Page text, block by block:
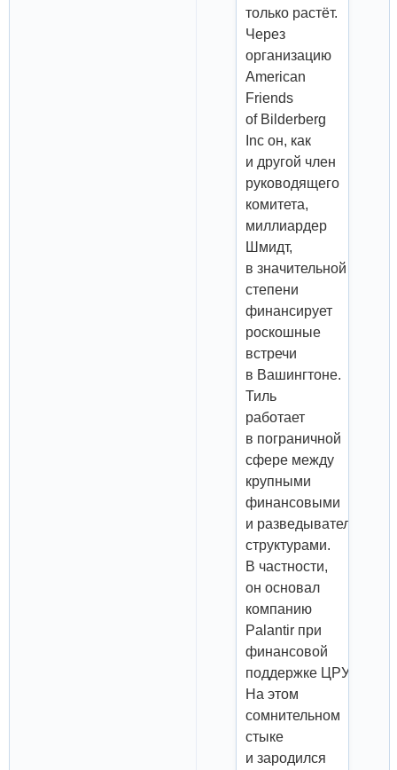
только растёт.
Через
организацию
American
Friends
of Bilderberg
Inc он, как
и другой член
руководящего
комитета,
миллиардер
Шмидт,
в значительной
степени
финансирует
роскошные
встречи
в Вашингтоне.
Тиль
работает
в пограничной
сфере между
крупными
финансовыми
и разведывательными
структурами.
В частности,
он основал
компанию
Palantir при
финансовой
поддержке ЦРУ.
На этом
сомнительном
стыке
и зародился